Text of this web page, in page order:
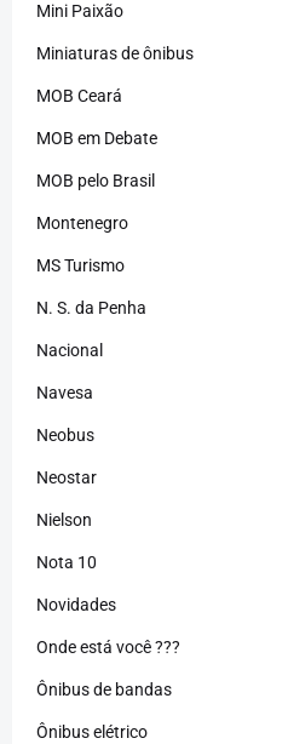
Mini Paixão
Miniaturas de ônibus
MOB Ceará
MOB em Debate
MOB pelo Brasil
Montenegro
MS Turismo
N. S. da Penha
Nacional
Navesa
Neobus
Neostar
Nielson
Nota 10
Novidades
Onde está você ???
Ônibus de bandas
Ônibus elétrico